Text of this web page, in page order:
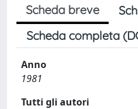
Scheda breve
Scheda completa
Anno
1981
Tutti gli autori